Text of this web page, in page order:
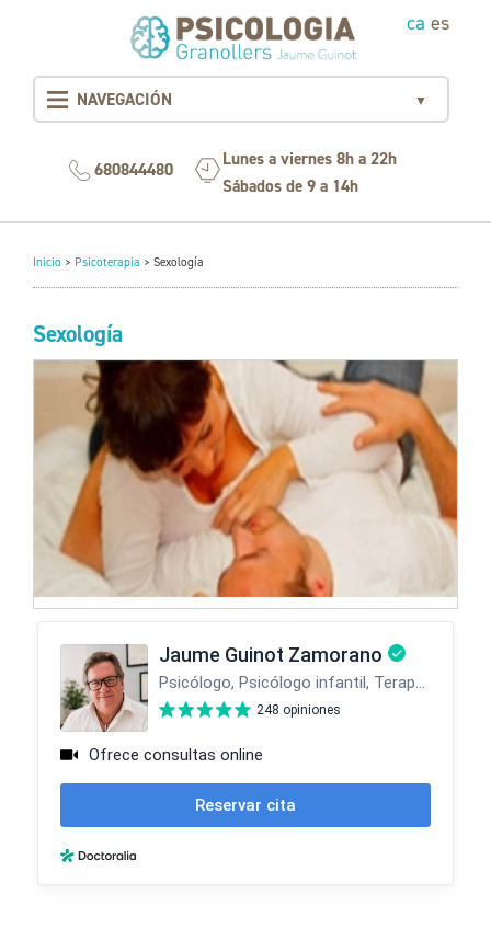
NAVEGACIÓN ▼
caes
680844480
Lunes a viernes 8h a 22h
Sábados de 9 a 14h
Inicio > Psicoterapia > Sexología
Sexología